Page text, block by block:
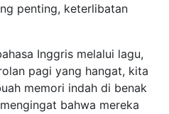
penting, keterlibatan
Inggris melalui lagu,
pagi yang hangat, kita
memori indah di benak
bahwa mereka